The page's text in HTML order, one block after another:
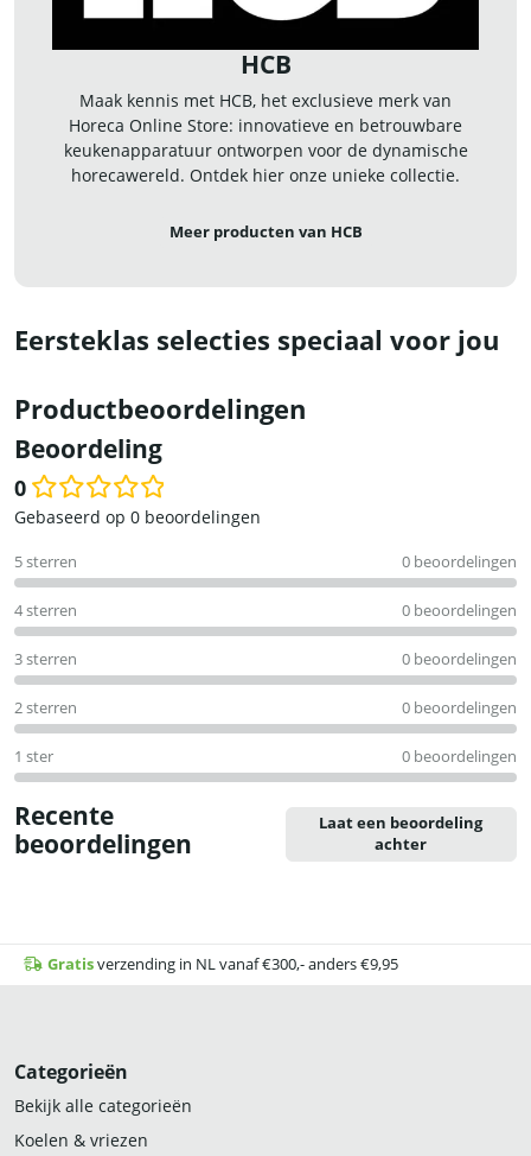
HCB
Maak kennis met HCB, het exclusieve merk van
Horeca Online Store: innovatieve en betrouwbare
keukenapparatuur ontworpen voor de dynamische
horecawereld. Ontdek hier onze unieke collectie.
Meer producten van HCB
Eersteklas selecties speciaal voor jou
Productbeoordelingen
Beoordeling
0
Waardering
uit
5
Gebaseerd op 0 beoordelingen
5 sterren 0 beoordelingen
4 sterren 0 beoordelingen
3 sterren 0 beoordelingen
2 sterren 0 beoordelingen
1 ster 0 beoordelingen
Recente
beoordelingen
Laat een beoordeling
achter
Gratisverzending in NL vanaf €300,- anders €9,95
Categorieën
Bekijk alle categorieën
Koelen & vriezen